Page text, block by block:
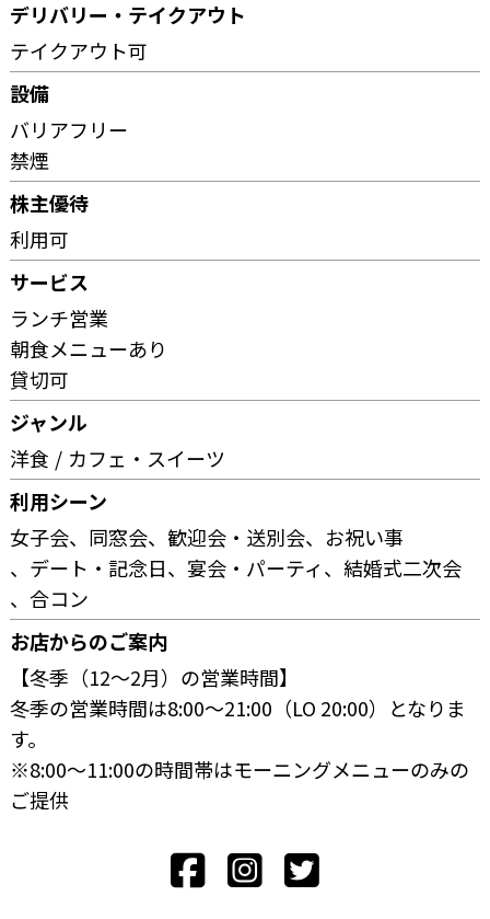
デリバリー・テイクアウト
テイクアウト可
設備
バリアフリー
禁煙
株主優待
利用可
サービス
ランチ営業
朝食メニューあり
貸切可
ジャンル
洋食
カフェ・スイーツ
利用シーン
女子会
同窓会 歓迎会・送別会
お祝い事
デート・記念日
宴会・パーティ
結婚式二次会
合コン
お店からのご案内
【冬季（12～2月）の営業時間】
冬季の営業時間は8:00～21:00（LO 20:00）となりま
す。
※8:00～11:00の時間帯はモーニングメニューのみの
ご提供